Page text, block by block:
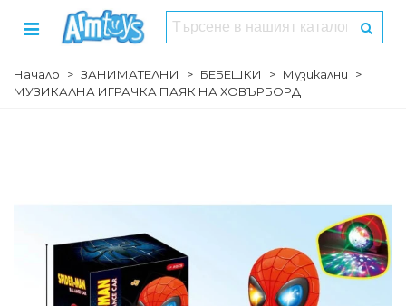
Начало > ЗАНИМАТЕЛНИ > БЕБЕШКИ > Музикални
>
МУЗИКАЛНА ИГРАЧКА ПАЯК НА ХОВЪРБОРД